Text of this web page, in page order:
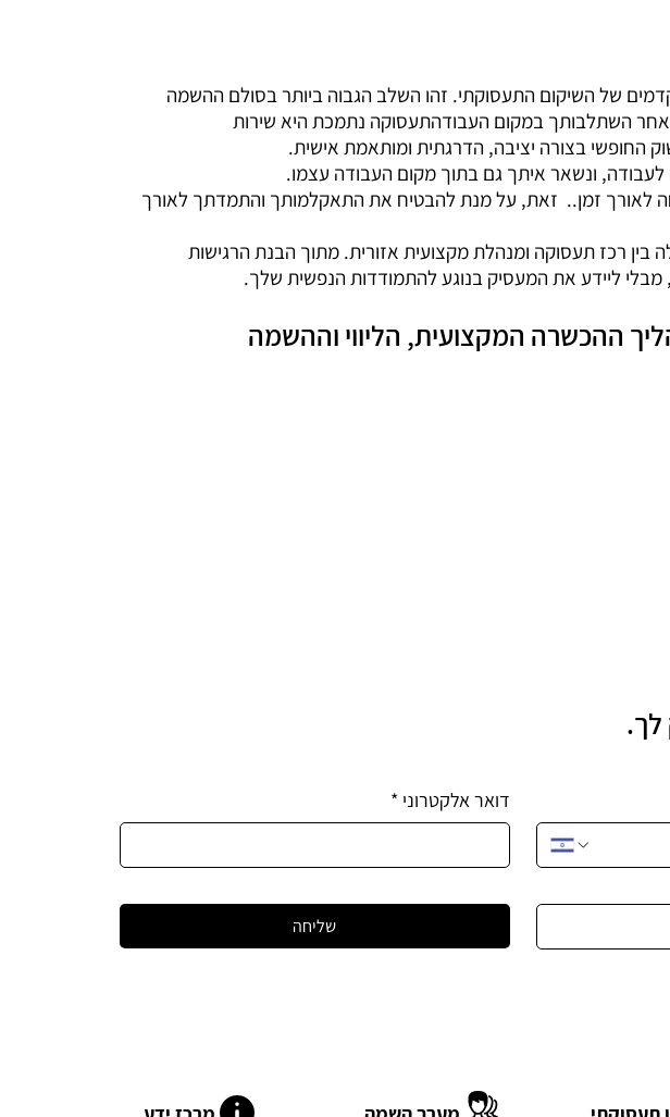
של השיקום התעסוקתי. זהו השלב הגבוה ביותר בסולם ההשמה
השתלבותך במקום העבודהתעסוקה נתמכת היא שירות
החופשי בצורה יציבה, הדרגתית ומותאמת אישית.
ונשאר איתך גם בתוך מקום העבודה עצמו.
לאורך זמן.. זאת, על מנת להבטיח את התאקלמותך והתמדתך לאורך
בין רכז תעסוקה ומנהלת מקצועית אזורית. מתוך הבנת הרגישות
מבלי ליידע את המעסיק בנוגע להתמודדות הנפשית שלך.
ההכשרה המקצועית, הליווי וההשמה
לך.
דואר אלקטרוני *
שליחה